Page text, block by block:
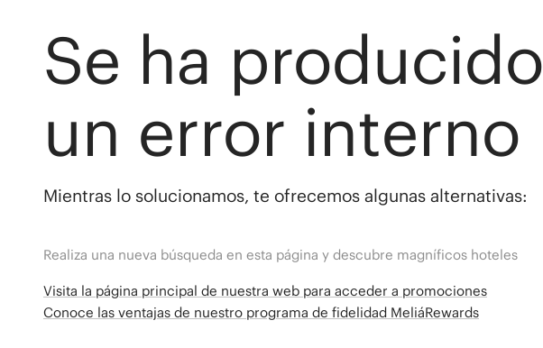
Se ha producido
un error interno
Mientras lo solucionamos, te ofrecemos algunas alternativas:
Realiza una nueva búsqueda en esta página y descubre magníficos hoteles
Visita la página principal de nuestra web para acceder a promociones
Conoce las ventajas de nuestro programa de fidelidad MeliáRewards